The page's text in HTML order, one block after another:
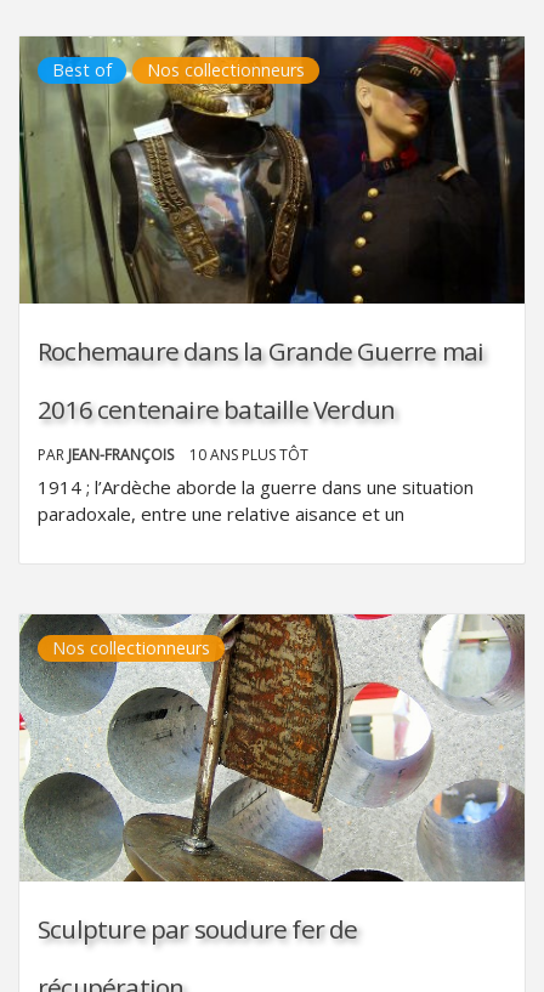
Best of Nos collectionneurs
Rochemaure dans la Grande Guerre mai
2016 centenaire bataille Verdun
PAR JEAN-FRANÇOIS 10 ANS PLUS TÔT
1914 ; l’Ardèche aborde la guerre dans une situation
paradoxale, entre une relative aisance et un
Nos collectionneurs
Sculpture par soudure fer de